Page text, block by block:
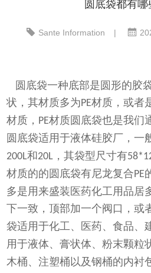
圆底袋都有
Sante Information |
圆底袋一种底部是圆形的胶
状，其材质多为PE材质，或者
材质， PE材质圆底袋也是我们
圆底袋适用于液体硅胶厂，一
200L和20L ，其袋型尺寸有
材质的的圆底袋有尼龙复合PE
多是用来盛装医药化工用品居
下一致，顶部加一个阀口，或
袋适用于化工、医药、食品、
用于液体、膏状体、粉末颗粒
木桶、注塑桶以及钢桶的内衬